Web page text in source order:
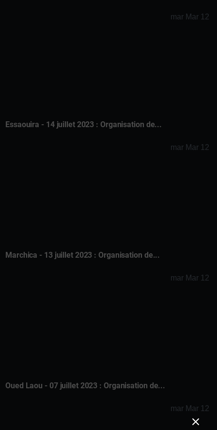
mar Mar 12
Essaouira - 14 juillet 2023 : Organisation de...
mar Mar 12
Marchica - 13 juillet 2023 : Organisation de...
mar Mar 12
Oued Laou - 07 juillet 2023 : Organisation de...
mar Mar 12